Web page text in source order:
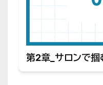
第2章_サロンで掴